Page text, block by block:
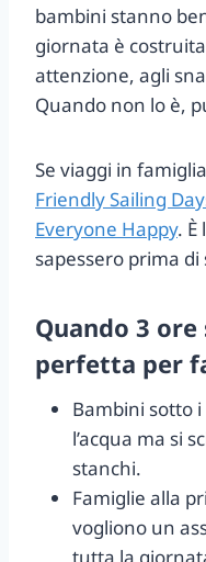
bambini stanno
giornata è
attenzione, agli
Quando non lo è,
Se viaggi in
Friendly Sailing
Everyone Happy.
sapessero prima
Quando 3
perfetta per
Bambini sotto
l’acqua ma si
stanchi.
Famiglie alla
vogliono un
tutta la